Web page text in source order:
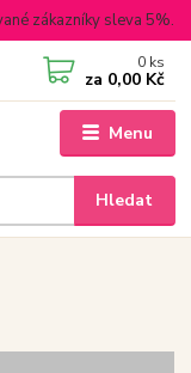
zákazníky sleva 5%.
Menu
Hledat
0 ks
za 0,00 Kč